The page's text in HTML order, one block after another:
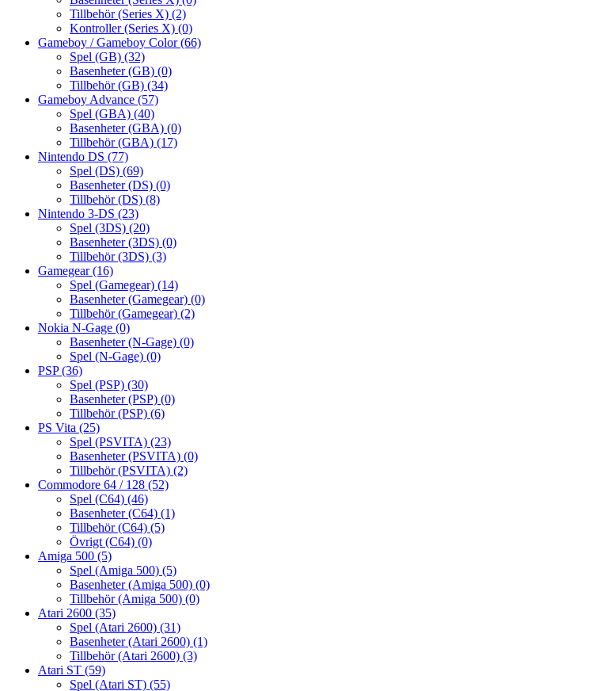
Tillbehör (Series X) (2)
Kontroller (Series X) (0)
Gameboy / Gameboy Color(66)
Spel (GB) (32)
Basenheter (GB) (0)
Tillbehör (GB) (34)
Gameboy Advance (57)
Spel (GBA) (40)
Basenheter (GBA) (0)
Tillbehör (GBA) (17)
Nintendo DS (77)
Spel (DS) (69)
Basenheter (DS) (0)
Tillbehör (DS) (8)
Nintendo 3-DS (23)
Spel (3DS) (20)
Basenheter (3DS) (0)
Tillbehör (3DS) (3)
Gamegear(16)
Spel (Gamegear) (14)
Basenheter (Gamegear) (0)
Tillbehör (Gamegear) (2)
Nokia N-Gage (0)
Basenheter (N-Gage) (0)
Spel (N-Gage) (0)
PSP(36)
Spel (PSP) (30)
Basenheter (PSP) (0)
Tillbehör (PSP) (6)
PS Vita (25)
Spel (PSVITA) (23)
Basenheter (PSVITA) (0)
Tillbehör (PSVITA) (2)
Commodore 64 / 128 (52)
Spel (C64) (46)
Basenheter (C64) (1)
Tillbehör (C64) (5)
Övrigt (C64) (0)
Amiga 500 (5)
Spel (Amiga 500) (5)
Basenheter (Amiga 500) (0)
Tillbehör (Amiga 500) (0)
Atari 2600 (35)
Spel (Atari 2600) (31)
Basenheter (Atari 2600) (1)
Tillbehör (Atari 2600) (3)
Atari ST (59)
Spel (Atari ST) (55)